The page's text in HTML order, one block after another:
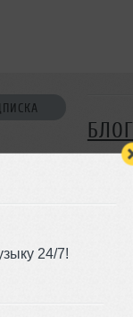
24/7!
БЛОГ